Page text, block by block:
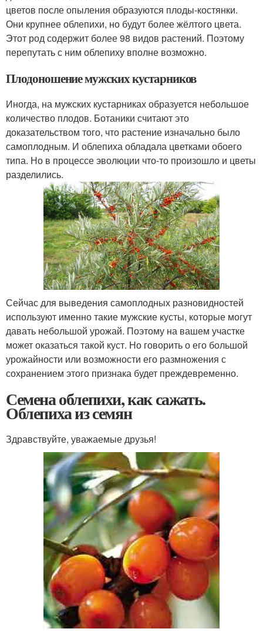
цветов после опыления образуются плоды-костянки.
Они крупнее облепихи, но будут более жёлтого цвета.
Этот род содержит более 98 видов растений. Поэтому
перепутать с ним облепиху вполне возможно.
Плодоношение мужских кустарников
Иногда, на мужских кустарниках образуется небольшое
количество плодов. Ботаники считают это
доказательством того, что растение изначально было
самоплодным. И облепиха обладала цветками обоего
типа. Но в процессе эволюции что-то произошло и цветы
разделились.
Сейчас для выведения самоплодных разновидностей
используют именно такие мужские кусты, которые могут
давать небольшой урожай. Поэтому на вашем участке
может оказаться такой куст. Но говорить о его большой
урожайности или возможности его размножения с
сохранением этого признака будет преждевременно.
Семена облепихи, как сажать.
Облепиха из семян
Здравствуйте, уважаемые друзья!